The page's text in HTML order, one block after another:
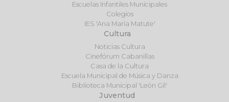
Escuelas Infantiles Municipales
Colegios
IES 'Ana María Matute'
Cultura
Noticias Cultura
Cinefórum Cabanillas
Casa de la Cultura
Escuela Municipal de Música y Danza
Biblioteca Municipal 'León Gil'
Juventud